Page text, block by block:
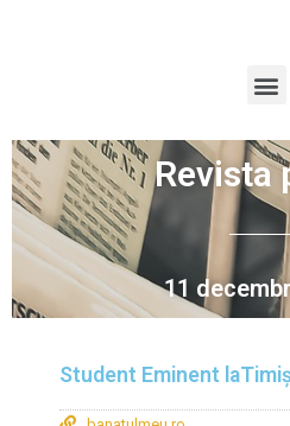
Revista
11
Student Eminent